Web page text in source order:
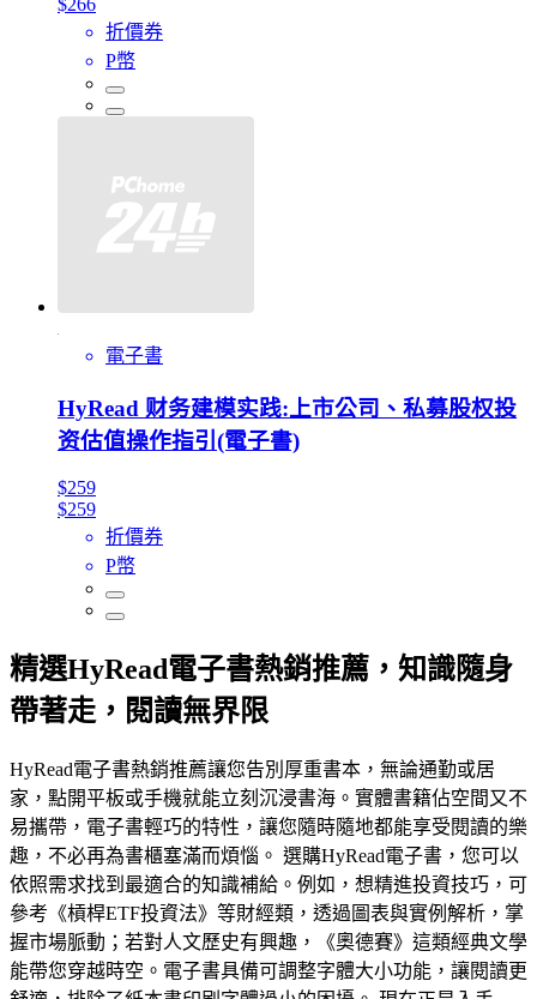
折價券
P幣
電子書
HyRead 财务建模实践:上市公司、私募股权投
资估值操作指引(電子書)
$259
$259
折價券
P幣
精選HyRead電子書熱銷推薦，知識隨身
帶著走，閱讀無界限
HyRead電子書熱銷推薦讓您告別厚重書本，無論通勤或居
家，點開平板或手機就能立刻沉浸書海。實體書籍佔空間又不
易攜帶，電子書輕巧的特性，讓您隨時隨地都能享受閱讀的樂
趣，不必再為書櫃塞滿而煩惱。 選購HyRead電子書，您可以
依照需求找到最適合的知識補給。例如，想精進投資技巧，可
參考《槓桿ETF投資法》等財經類，透過圖表與實例解析，掌
握市場脈動；若對人文歷史有興趣，《奧德賽》這類經典文學
能帶您穿越時空。電子書具備可調整字體大小功能，讓閱讀更